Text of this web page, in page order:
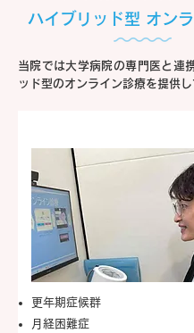
ハイブリッド型 オン
当院では大学病院の専門医と連
ッド型のオンライン診療を提供し
更年期症候群
月経困難症